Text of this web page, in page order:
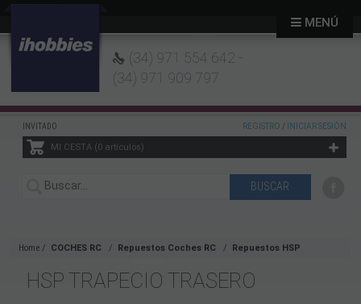
(34) 971 554 642 -
(34) 971 909 797
INVITADO REGISTRO / INICIAR SESIÓN
MI CESTA 0artículos
MENÚ
Home COCHES RC Repuestos Coches RC Repuestos HSP
HSP TRAPECIO TRASERO